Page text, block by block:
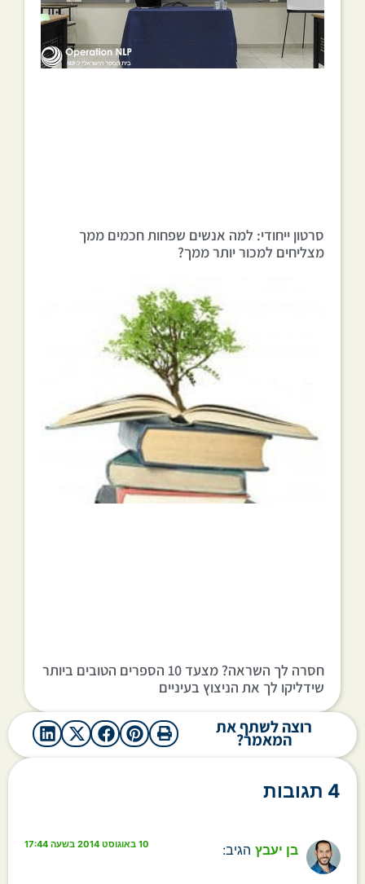
סרטון ייחודי: למה אנשים שפחות חכמים ממך
מצליחים למכור יותר ממך?
חסרה לך השראה? מצעד 10 הספרים הטובים ביותר
שידליקו לך את הניצוץ בעיניים
רוצה לשתף את
המאמר?
4 תגובות
בן יעבץ הגיב: 10 באוגוסט 2014 בשעה 17:44